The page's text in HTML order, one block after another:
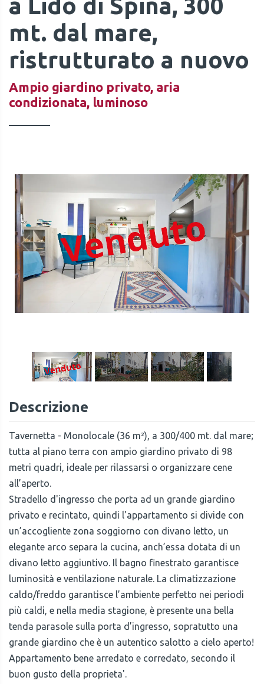
a Lido di Spina, 300
mt. dal mare,
ristrutturato a nuovo
Ampio giardino privato, aria
condizionata, luminoso
Descrizione
Tavernetta - Monolocale (36 m²), a 300/400 mt. dal mare;
tutta al piano terra con ampio giardino privato di 98
metri quadri, ideale per rilassarsi o organizzare cene
all’aperto.
Stradello d'ingresso che porta ad un grande giardino
privato e recintato, quindi l'appartamento si divide con
un’accogliente zona soggiorno con divano letto, un
elegante arco separa la cucina, anch’essa dotata di un
divano letto aggiuntivo. Il bagno finestrato garantisce
luminosità e ventilazione naturale. La climatizzazione
caldo/freddo garantisce l’ambiente perfetto nei periodi
più caldi, e nella media stagione, è presente una bella
tenda parasole sulla porta d’ingresso, sopratutto una
grande giardino che è un autentico salotto a cielo aperto!
Appartamento bene arredato e corredato, secondo il
buon gusto della proprieta'.